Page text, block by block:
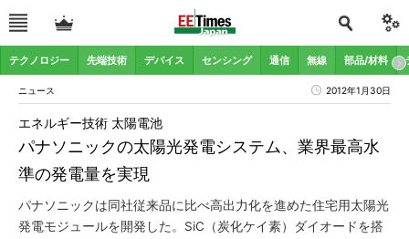
テクノロジー 先端技術 デバイス センシング 通信 無線 部品/材料
ニュース 2012年1月30日
パナソニックの太陽光発電システム、業界最高水
準の発電量を実現
エネルギー技術 太陽電池
パナソニックは同社従来品に比べ高出力化を進めた住宅用太陽光
発電モジュールを開発した。SiC（炭化ケイ素）ダイオードを搭